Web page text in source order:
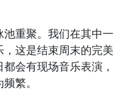
重聚。我们在其中一
这是结束周末的完美
会有现场音乐表演，
繁。